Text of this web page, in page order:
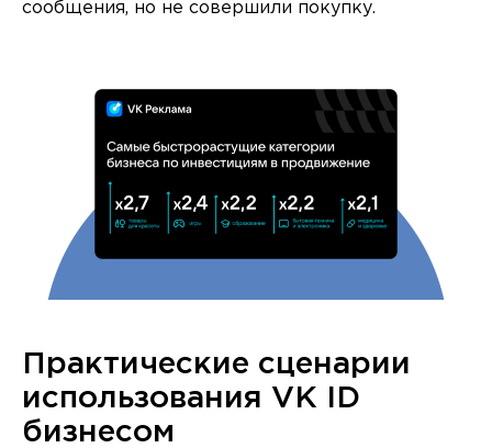
сообщения, но не совершили покупку.
Практические сценарии
использования VK ID
бизнесом